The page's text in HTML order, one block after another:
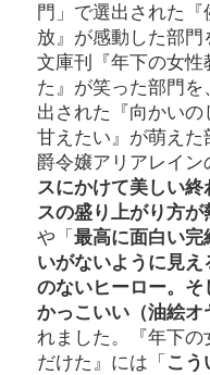
門」で選出された
放』が感動した部
文庫刊『年下の女
た』が笑った部門
出された『向かい
甘えたい』が萌え
爵令嬢アリアレイン
スにかけて美しい
スの盛り上がり方が
や「 最高に面白い完
いがないように見
のないヒーロー。そ
かっこいい（油絵オ
れました。『年下の
だけた』には「 こう